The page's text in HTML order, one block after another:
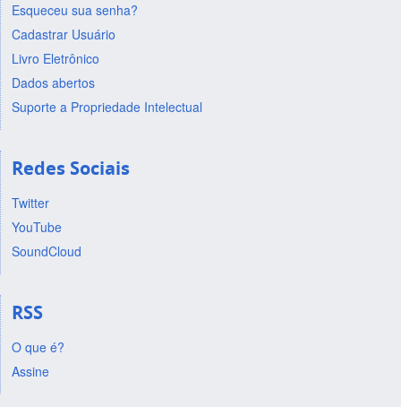
Esqueceu sua senha?
Cadastrar Usuário
Livro Eletrônico
Dados abertos
Suporte a Propriedade Intelectual
Redes Sociais
Twitter
YouTube
SoundCloud
RSS
O que é?
Assine